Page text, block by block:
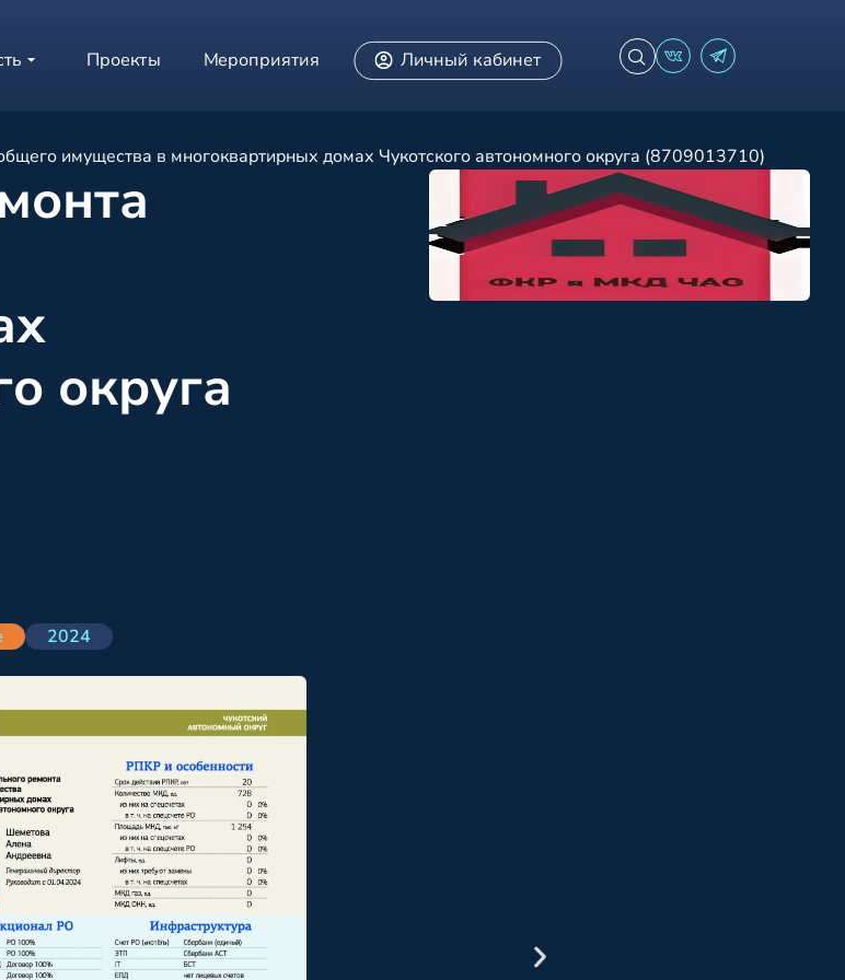
Проекты Мероприятия Личный кабинет
имущества в многоквартирных домах Чукотского автономного округа (8709013710)
округа
2024